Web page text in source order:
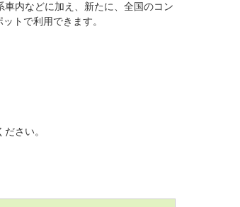
内などに加え、新たに、全国のコン
トで利用できます。
さい。